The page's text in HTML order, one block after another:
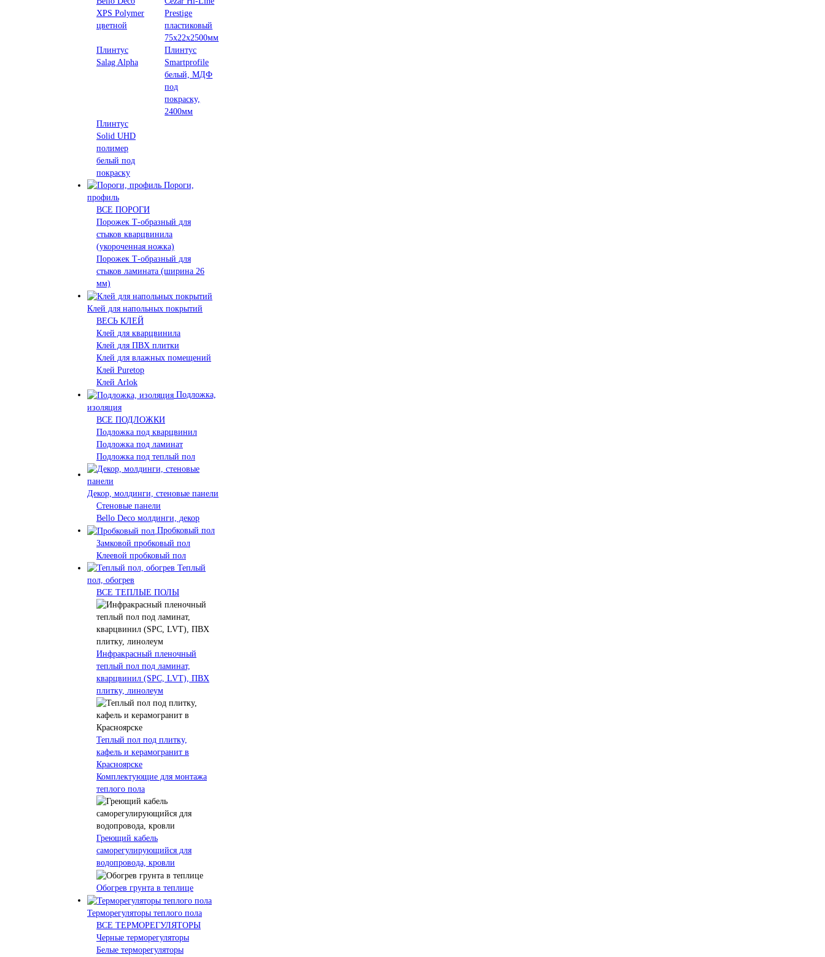
XPS Polymer
цветной
Prestige
пластиковый
75х22х2500мм
Плинтус
Salag Alpha
Плинтус
Smartprofile
белый, МДФ
под
покраску,
2400мм
Плинтус
Solid UHD
полимер
белый под
покраску
Пороги,
профиль
ВСЕ ПОРОГИ
Порожек Т-образный для
стыков кварцвинила
(укороченная ножка)
Порожек Т-образный для
стыков ламината (ширина 26
мм)
Клей для напольных покрытий
ВЕСЬ КЛЕЙ
Клей для кварцвинила
Клей для ПВХ плитки
Клей для влажных помещений
Клей Puretop
Клей Arlok
Подложка,
изоляция
ВСЕ ПОДЛОЖКИ
Подложка под кварцвинил
Подложка под ламинат
Подложка под теплый пол
Декор, молдинги, стеновые панели
Стеновые панели
Bello Deco молдинги, декор
Пробковый пол
Замковой пробковый пол
Клеевой пробковый пол
Теплый
пол, обогрев
ВСЕ ТЕПЛЫЕ ПОЛЫ
Инфракрасный пленочный
теплый пол под ламинат,
кварцвинил (SPC, LVT), ПВХ
плитку, линолеум
Теплый пол под плитку,
кафель и керамогранит в
Красноярске
Комплектующие для монтажа
теплого пола
Греющий кабель
саморегулирующийся для
водопровода, кровли
Обогрев грунта в теплице
Терморегуляторы теплого пола
ВСЕ ТЕРМОРЕГУЛЯТОРЫ
Черные терморегуляторы
Белые терморегуляторы